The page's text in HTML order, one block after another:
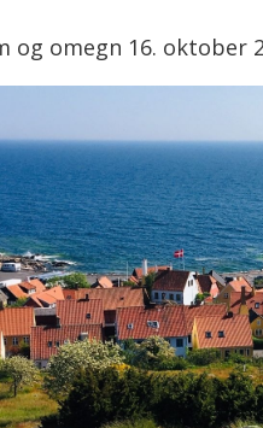
og omegn 16. oktober